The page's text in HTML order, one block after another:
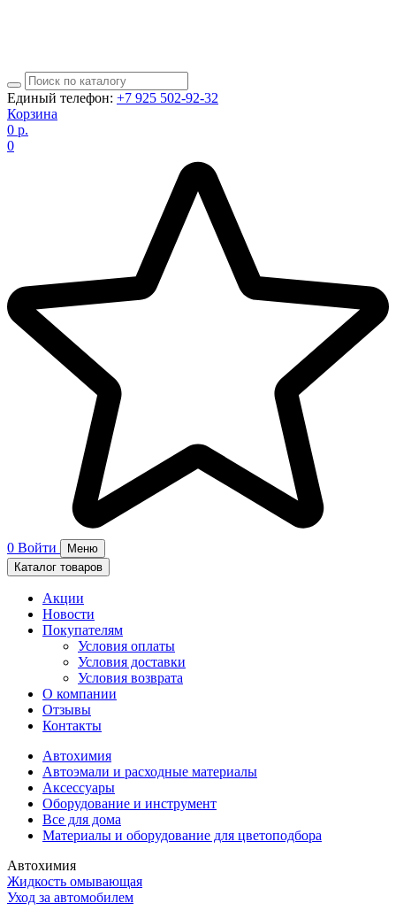
Единый телефон: +7 925 502-92-32
Корзина
0 р.
0
0 Войти
Меню
Каталог товаров
Акции
Новости
Покупателям
Условия оплаты
Условия доставки
Условия возврата
О компании
Отзывы
Контакты
Автохимия
Автоэмали и расходные материалы
Аксессуары
Оборудование и инструмент
Все для дома
Материалы и оборудование для цветоподбора
Автохимия
Жидкость омывающая
Уход за автомобилем